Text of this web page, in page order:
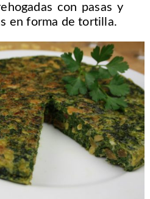
con pasas y
en forma de tortilla.